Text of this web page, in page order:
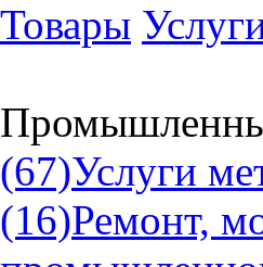
Товары
(67)Услуги
(16)Ремонт,